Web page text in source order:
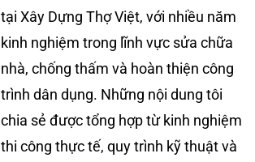
tại Xây Dựng Thợ Việt, với nhiều năm
kinh nghiệm trong lĩnh vực sửa chữa
nhà, chống thấm và hoàn thiện công
trình dân dụng. Những nội dung tôi
chia sẻ được tổng hợp từ kinh nghiệm
thi công thực tế, quy trình kỹ thuật và